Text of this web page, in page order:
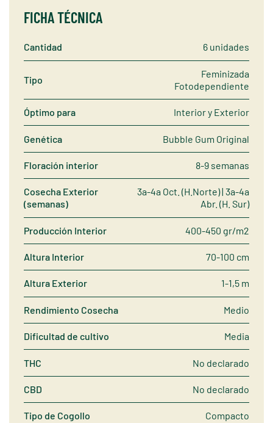
FICHA TÉCNICA
Cantidad 6 unidades
Tipo
Feminizada
Fotodependiente
Óptimo para Interior y Exterior
Genética Bubble Gum Original
Floración interior 8-9 semanas
Cosecha Exterior
(semanas)
3a-4a Oct. (H.Norte) | 3a-4a
Abr. (H. Sur)
Producción Interior 400-450 gr/m2
Altura Interior 70-100 cm
Altura Exterior 1-1,5 m
Rendimiento Cosecha Medio
Dificultad de cultivo Media
THC No declarado
CBD No declarado
Tipo de Cogollo Compacto